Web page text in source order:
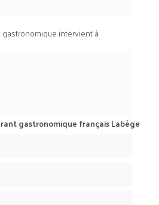
intervient à
gastronomique français Labège